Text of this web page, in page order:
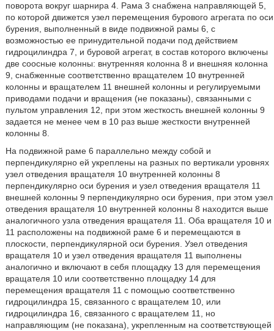
поворота вокруг шарнира 4. Рама 3 снабжена направляющей 5,
по которой движется узел перемещения бурового агрегата по оси
бурения, выполненный в виде подвижной рамы 6, с
возможностью ее принудительной подачи под действием
гидроцилиндра 7, и буровой агрегат, в состав которого включены
две соосные колонны: внутренняя колонна 8 и внешняя колонна
9, снабженные соответственно вращателем 10 внутренней
колонны и вращателем 11 внешней колонны и регулируемыми
приводами подачи и вращения (не показаны), связанными с
пультом управления 12, при этом жесткость внешней колонны 9
задается не менее чем в 10 раз выше жесткости внутренней
колонны 8.
На подвижной раме 6 параллельно между собой и
перпендикулярно ей укреплены на разных по вертикали уровнях
узел отведения вращателя 10 внутренней колонны 8
перпендикулярно оси бурения и узел отведения вращателя 11
внешней колонны 9 перпендикулярно оси бурения, при этом узел
отведения вращателя 10 внутренней колонны 8 находится выше
аналогичного узла отведения вращателя 11. Оба вращателя 10 и
11 расположены на подвижной раме 6 и перемещаются в
плоскости, перпендикулярной оси бурения. Узел отведения
вращателя 10 и узел отведения вращателя 11 выполнены
аналогично и включают в себя площадку 13 для перемещения
вращателя 10 или соответственно площадку 14 для
перемещения вращателя 11 с помощью соответственно
гидроцилиндра 15, связанного с вращателем 10, или
гидроцилиндра 16, связанного с вращателем 11, но
направляющим (не показана), укрепленным на соответствующей